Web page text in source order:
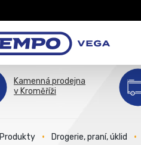
Kamenná prodejna
v Kroměříži
Produkty Drogerie, praní, úklid